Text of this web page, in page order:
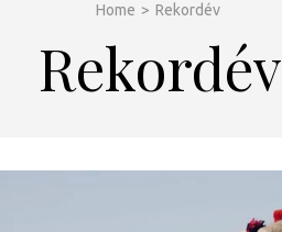
Home > Rekordév
Rekordév